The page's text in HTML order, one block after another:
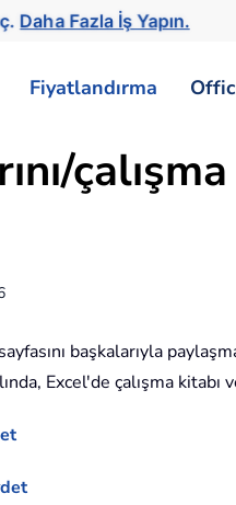
Daha Fazla İş Yapın.
Fiyatlandırma
başkalarıyla
Excel'de çalışma